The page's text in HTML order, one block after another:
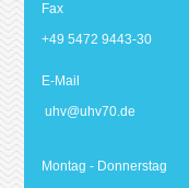
Fax
+49 5472 9443-30
E-Mail
uhv@uhv70.de
Montag - Donnerstag